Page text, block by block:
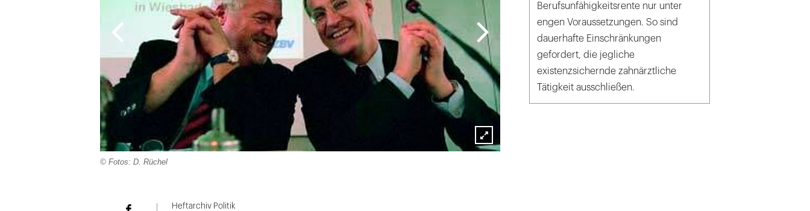
Lightbox
© Fotos: D. Rüchel
Heftarchiv Politik
Berufsunfähigkeitsrente nur unter
engen Voraussetzungen. So sind
dauerhafte Einschränkungen
gefordert, die jegliche
existenzsichernde zahnärztliche
Tätigkeit ausschließen.